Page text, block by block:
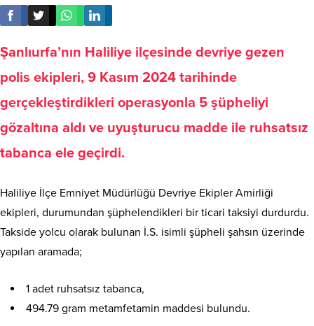
Şanlıurfa’nın Haliliye ilçesinde devriye gezen
polis ekipleri, 9 Kasım 2024 tarihinde
gerçekleştirdikleri operasyonla 5 şüpheliyi
gözaltına aldı ve uyuşturucu madde ile ruhsatsız
tabanca ele geçirdi.
Haliliye İlçe Emniyet Müdürlüğü Devriye Ekipler Amirliği
ekipleri, durumundan şüphelendikleri bir ticari taksiyi durdurdu.
Takside yolcu olarak bulunan İ.S. isimli şüpheli şahsın üzerinde
yapılan aramada;
1 adet ruhsatsız tabanca,
494.79 gram metamfetamin maddesi bulundu.